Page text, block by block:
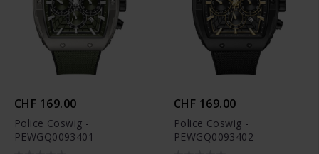
CHF 169.00
Police Coswig -
PEWGQ0093401
CHF 169.00
Police Coswig -
PEWGQ0093402